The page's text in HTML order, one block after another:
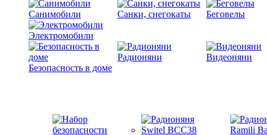
Санимобили Санки, снегокаты Беговелы
Электромобили
Безопасность в доме
Радионяни Видеоняни